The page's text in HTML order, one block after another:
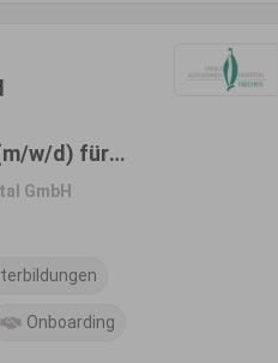
w/d) für
GmbH
Onboarding